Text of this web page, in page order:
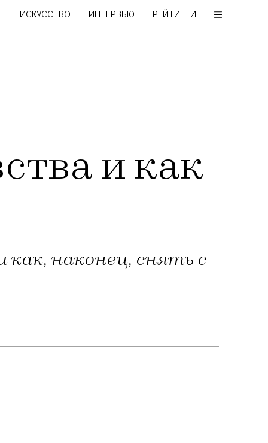
ИСКУССТВО ИНТЕРВЬЮ РЕЙТИНГИ
и как
наконец, снять с